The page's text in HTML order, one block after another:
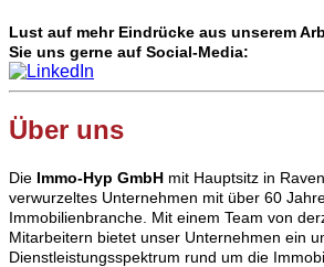
Lust auf mehr Eindrücke aus unserem
Sie uns gerne auf Social-Media:
Über uns
Die Immo-Hyp GmbH mit Hauptsitz in
verwurzeltes Unternehmen mit über 60
Immobilienbranche. Mit einem Team von
Mitarbeitern bietet unser Unternehmen ein
Dienstleistungsspektrum rund um die